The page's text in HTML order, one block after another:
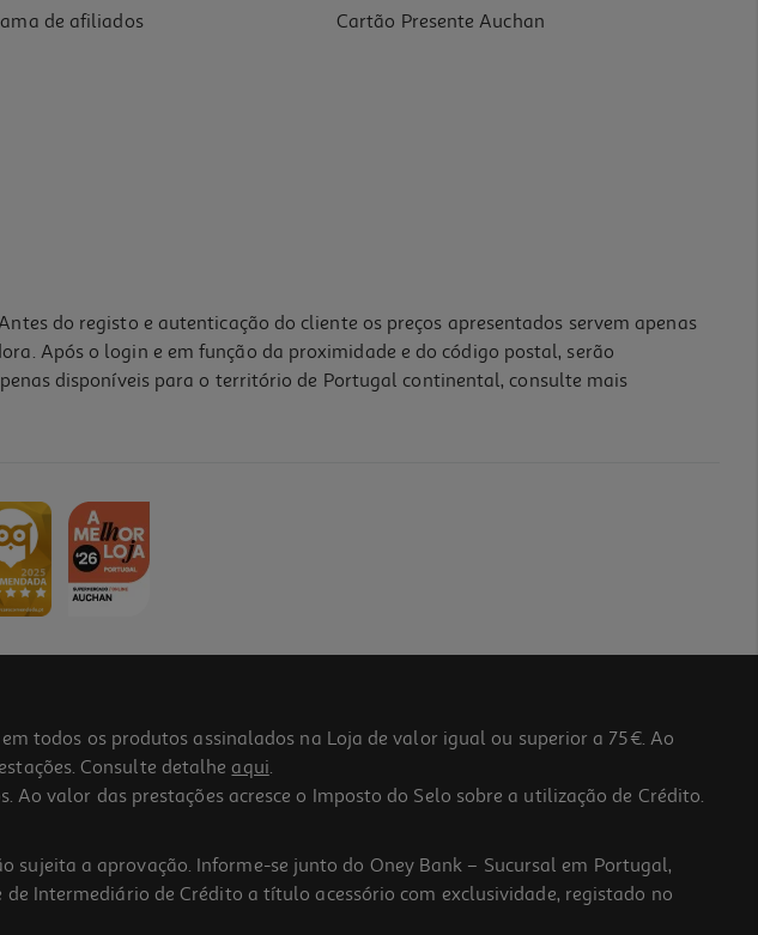
de afiliados
Cartão Presente Auchan
do registo e autenticação do cliente os preços apresentados servem apenas
Após o login e em função da proximidade e do código postal, serão
disponíveis para o território de Portugal continental, consulte mais
todos os produtos assinalados na Loja de valor igual ou superior a 75€. Ao
Consulte detalhe aqui.
valor das prestações acresce o Imposto do Selo sobre a utilização de Crédito.
sujeita a aprovação. Informe-se junto do Oney Bank – Sucursal em Portugal,
Intermediário de Crédito a título acessório com exclusividade, registado no